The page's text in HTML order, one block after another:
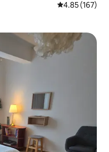
औसत रेटिंग 5 में से
4.85 (167)